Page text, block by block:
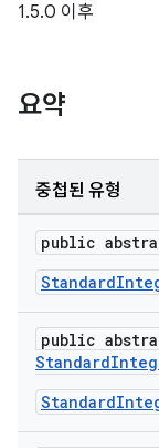
1.5.0 이후
요약
중첩된 유형
public
public